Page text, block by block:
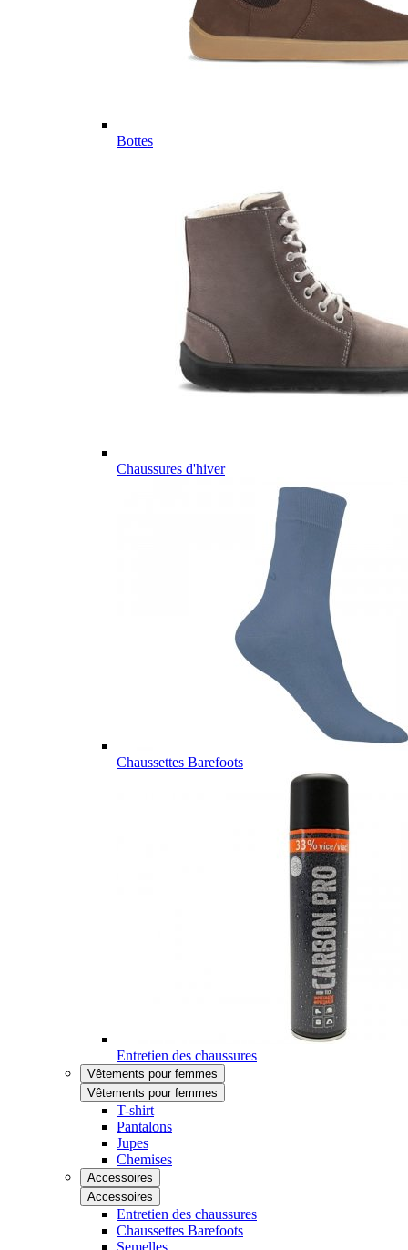
Bottes
Chaussures d'hiver
Chaussettes Barefoots
Entretien des chaussures
Vêtements pour femmes
Vêtements pour femmes
T-shirt
Pantalons
Jupes
Chemises
Accessoires
Accessoires
Entretien des chaussures
Chaussettes Barefoots
Semelles